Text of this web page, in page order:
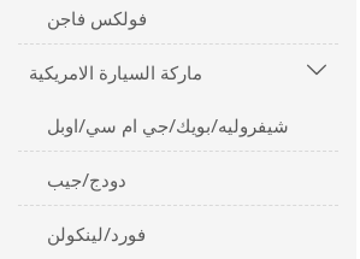
فولكس فاجن
ماركة السيارة الامريكية

شيفروليه/بويك/جي ام سي/اوبل
دودج/جيب
فورد/لينكولن